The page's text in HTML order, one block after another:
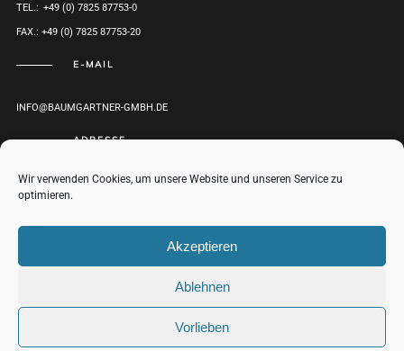
Wir verwenden Cookies, um unsere Website und unseren Service zu
optimieren.
Akzeptieren
Ablehnen
Vorlieben
TEL.: +49 (0) 7825 87753-0
FAX.: +49 (0) 7825 87753-20
E-MAIL
INFO@BAUMGARTNER-GMBH.DE
ADRESSE
HERRENWEG 1
D-77971 KIPPENHEIM
ROUTENPLANER